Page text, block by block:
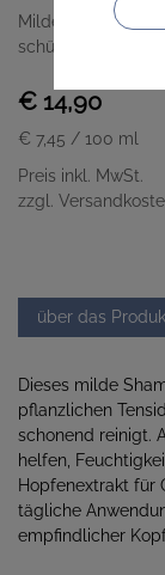
Mildes Shampoo
schützt, pflegt
€ 14,90
€ 7,45 / 100 ml
Preis inkl. MwSt.
zzgl.
über das
Dieses milde
pflanzlichen
schonend reinigt.
helfen,
Hopfenextrakt für
tägliche
empfindlicher